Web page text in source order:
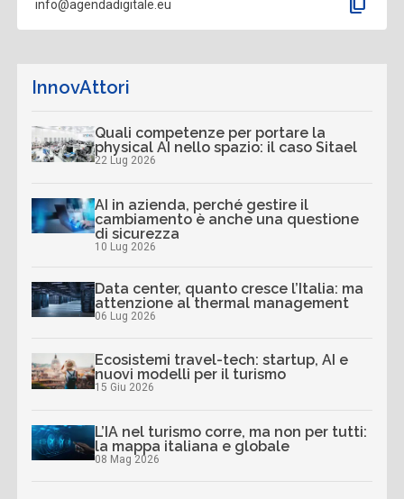
info@agendadigitale.eu
InnovAttori
Quali competenze per portare la
physical AI nello spazio: il caso Sitael
22 Lug 2026
AI in azienda, perché gestire il
cambiamento è anche una questione
di sicurezza
10 Lug 2026
Data center, quanto cresce l’Italia: ma
attenzione al thermal management
06 Lug 2026
Ecosistemi travel-tech: startup, AI e
nuovi modelli per il turismo
15 Giu 2026
L’IA nel turismo corre, ma non per tutti:
la mappa italiana e globale
08 Mag 2026